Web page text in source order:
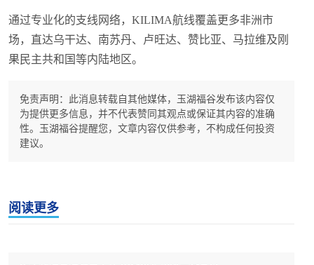
通过专业化的支线网络，KILIMA航线覆盖更多非洲市
场，直达乌干达、南苏丹、卢旺达、赞比亚、马拉维及刚
果民主共和国等内陆地区。
免责声明：此消息转载自其他媒体，玉湖福谷发布该内容仅
为提供更多信息，并不代表赞同其观点或保证其内容的准确
性。玉湖福谷提醒您，文章内容仅供参考，不构成任何投资
建议。
阅读更多